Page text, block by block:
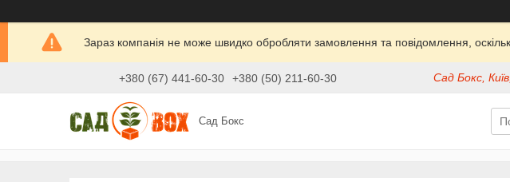
Зараз компанія не може швидко обробляти замовлення та повідомлення,
+380 (67) 441-60-30 +380 (50) 211-60-30 Сад Бокс,
Сад Бокс